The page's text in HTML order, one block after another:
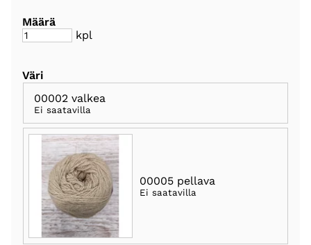
Määrä
kpl
Väri
00002 valkea
Ei saatavilla
00005 pellava
Ei saatavilla